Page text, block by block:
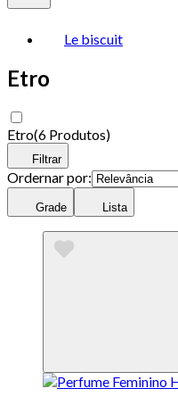
Le biscuit
Etro
Etro(6 Produtos)
Filtrar
Ordernar por:
Grade Lista